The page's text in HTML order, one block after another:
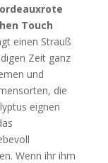
Touch
einen Strauß
Zeit ganz
und
die
eignen
Wenn ihr ihm